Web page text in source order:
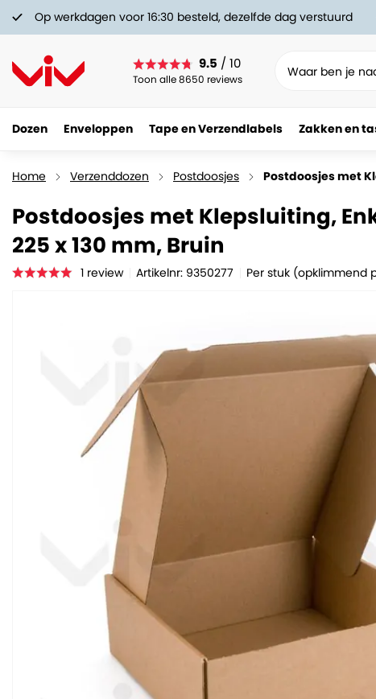
Op werkdagen voor 16:30 besteld, dezelfde dag verstuurd
9.5 / 10
Toon alle 8650 reviews
Dozen Enveloppen Tape en Verzendlabels Zakken en
Home Verzenddozen Postdoosjes Postdoosjes met
Postdoosjes met Klepsluiting,
225 x 130 mm, Bruin
1 review Artikelnr: 9350277 Per stuk (opklimmend